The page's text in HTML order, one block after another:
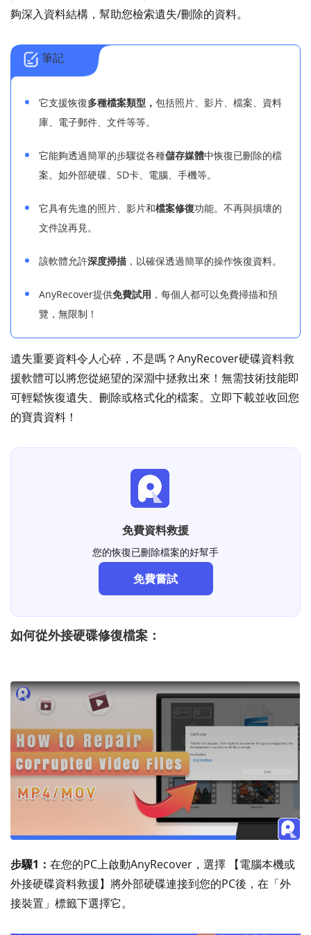
夠深入資料結構，幫助您檢索遺失/刪除的資料。
筆記
它支援恢復多種檔案類型， 包括照片、影片、檔案、資料
庫、電子郵件、文件等等。
它能夠透過簡單的步驟從各種儲存媒體中恢復已刪除的檔
案。如外部硬碟、SD卡、電腦、手機等。
它具有先進的照片、影片和檔案修復功能。不再與損壞的
文件說再見。
該軟體允許深度掃描 ，以確保透過簡單的操作恢復資料。
AnyRecover提供免費試用 ，每個人都可以免費掃描和預
覽，無限制！
遺失重要資料令人心碎，不是嗎？AnyRecover硬碟資料救
援軟體可以將您從絕望的深淵中拯救出來！無需技術技能即
可輕鬆恢復遺失、刪除或格式化的檔案。立即下載並收回您
的寶貴資料！
免費資料救援
您的恢復已刪除檔案的好幫手
免費嘗試
如何從外接硬碟修復檔案：
步驟1： 在您的PC上啟動AnyRecover，選擇 【電腦本機或
外接硬碟資料救援】將外部硬碟連接到您的PC後，在「外
接裝置」標籤下選擇它。